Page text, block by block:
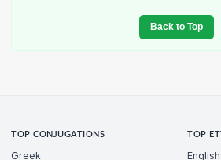
Back to Top
TOP CONJUGATIONS
Greek
TOP
English